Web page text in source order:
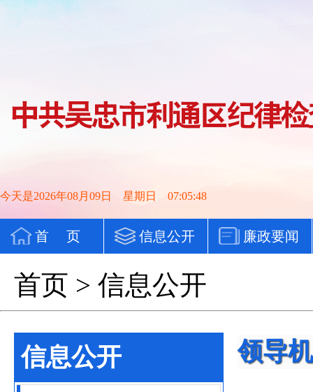
今天是2026年08月09日 星期日 07:05:48
首 页 信息公开 廉政要闻
首页 > 信息公开
信息公开 领导